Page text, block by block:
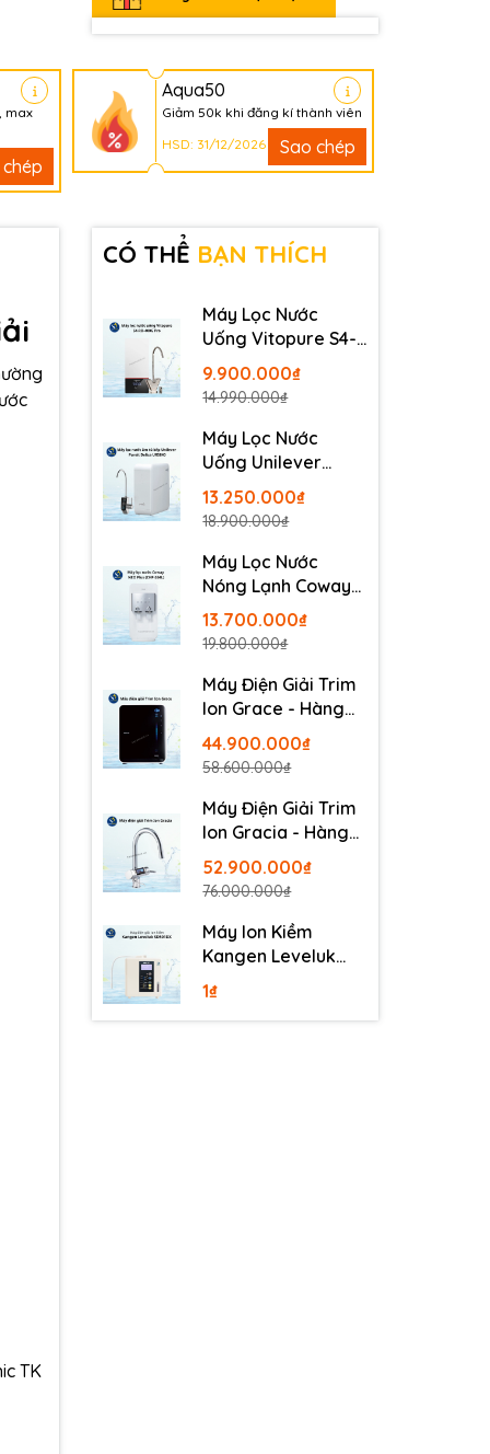
max
Aqua50
Giảm 50k khi đăng kí thành viên
HSD: 31/12/2026
Sao chép
TK
CÓ THỂ BẠN THÍCH
Máy Lọc Nước
Uống Vitopure S4-
RO-400G Pro -
Thương Hiệu Đức
9.900.000₫
14.990.000₫
Máy Lọc Nước
Uống Unilever
Pureit Delica
UR5840
13.250.000₫
18.900.000₫
Máy Lọc Nước
Nóng Lạnh Coway
Neo Plus CHP-264L
13.700.000₫
19.800.000₫
Máy Điện Giải Trim
Ion Grace - Hàng
Nội Địa Nhật
44.900.000₫
58.600.000₫
Máy Điện Giải Trim
Ion Gracia - Hàng
Nội Địa Nhật
52.900.000₫
76.000.000₫
Máy Ion Kiềm
Kangen Leveluk
SD501DX
1₫